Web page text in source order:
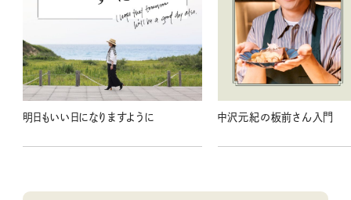
明日もいい日になりますように 中沢元紀の板前さん入門